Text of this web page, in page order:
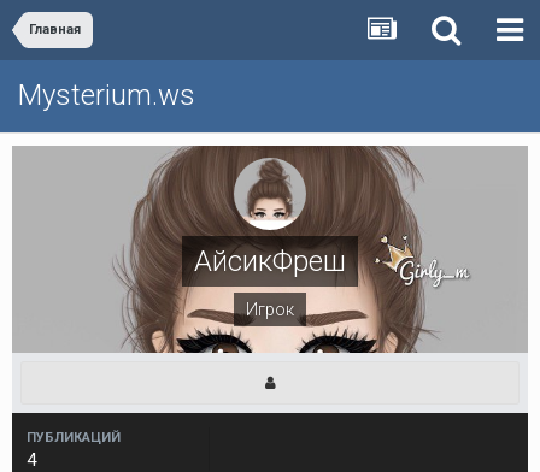
Главная
Mysterium.ws
АйсикФреш
Игрок
ПУБЛИКАЦИЙ
4